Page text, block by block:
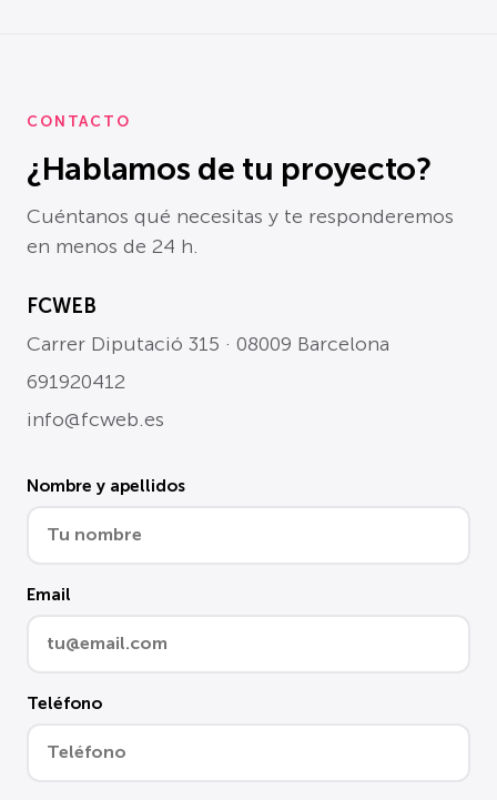
CONTACTO
¿Hablamos de tu proyecto?
Cuéntanos qué necesitas y te responderemos
en menos de 24 h.
FCWEB
Carrer Diputació 315 · 08009 Barcelona
691920412
info@fcweb.es
Nombre y apellidos
Email
Teléfono